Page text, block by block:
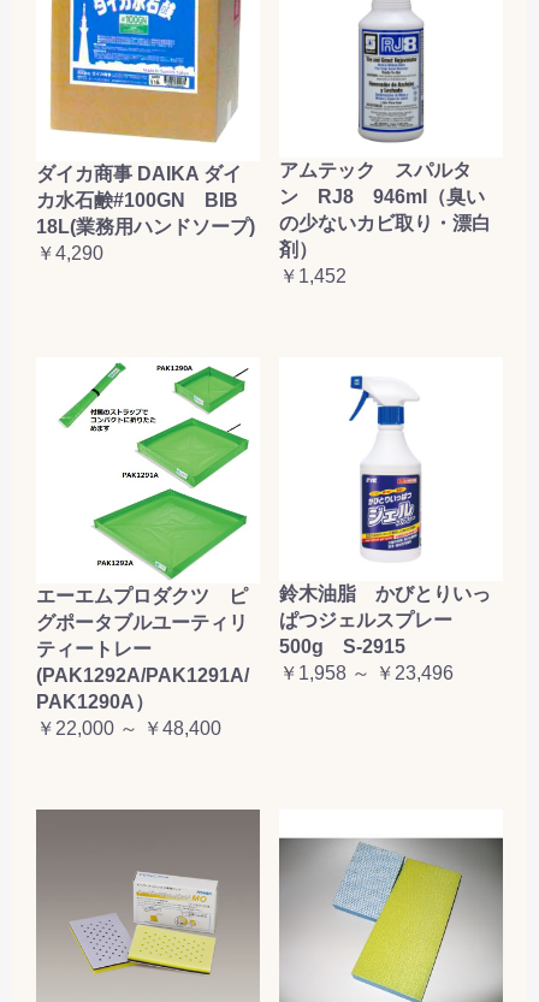
ダイカ商事 DAIKA ダイ
カ水石鹸#100GN BIB
18L(業務用ハンドソープ)
￥4,290
アムテック スパルタ
ン RJ8 946ml（臭い
の少ないカビ取り・漂白
剤）
￥1,452
エーエムプロダクツ ピ
グポータブルユーティリ
ティートレー
(PAK1292A/PAK1291A/
PAK1290A）
￥22,000 ～ ￥48,400
鈴木油脂 かびとりいっ
ぱつジェルスプレー
500g S-2915
￥1,958 ～ ￥23,496